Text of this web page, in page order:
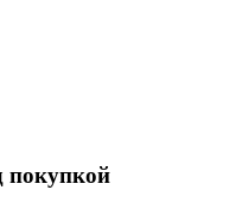
покупкой